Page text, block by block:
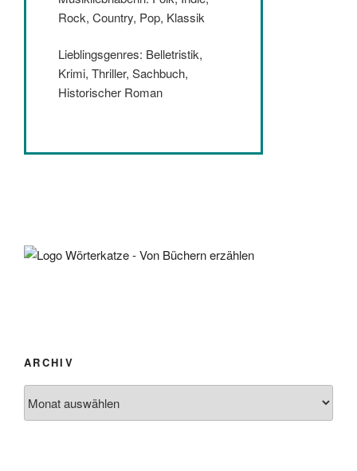
Rock, Country, Pop, Klassik
Lieblingsgenres: Belletristik,
Krimi, Thriller, Sachbuch,
Historischer Roman
ARCHIV